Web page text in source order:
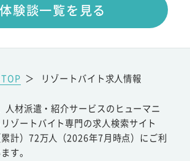
体験談一覧を見る
＞ リゾートバイト求人情報
人材派遣・紹介サービスのヒューマニ
ゾートバイト専門の求人検索サイト
計）72万人（2026年7月時点）にご利
す。